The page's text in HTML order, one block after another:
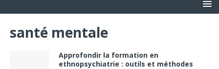
santé mentale
Approfondir la formation en
ethnopsychiatrie : outils et méthodes